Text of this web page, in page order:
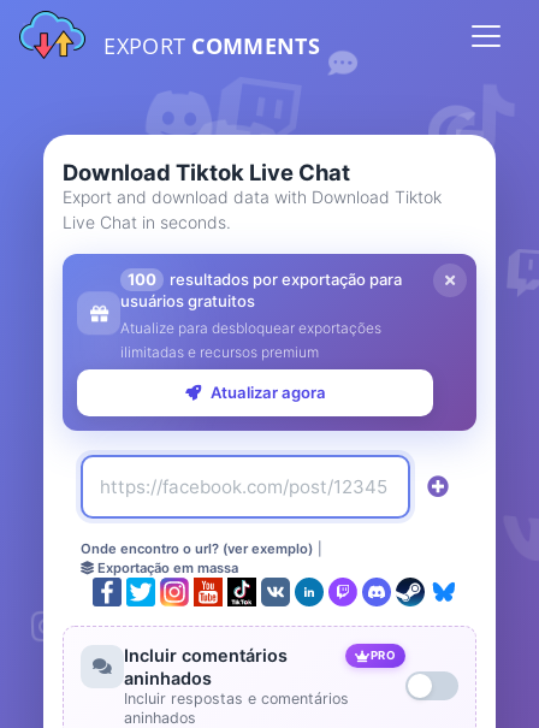
EXPORT COMMENTS
Download Tiktok Live Chat
Export and download data with Download Tiktok
Live Chat in seconds.
100
resultados por exportação para
usuários gratuitos
Atualize para desbloquear exportações
ilimitadas e recursos premium
Atualizar agora
Onde encontro o url? (ver exemplo)
Exportação em massa
Incluir comentários
aninhados
PRO
Incluir respostas e comentários
aninhados